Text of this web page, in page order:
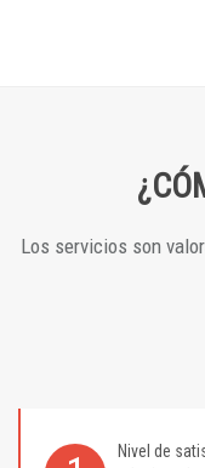
Los servicios son
Nivel de